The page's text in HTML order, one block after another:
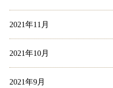
2021年11月
2021年10月
2021年9月